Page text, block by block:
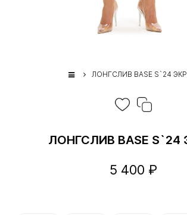
ЛОНГСЛИВ BASE S`24
ЛОНГСЛИВ BASE S`24
5 400 ₽